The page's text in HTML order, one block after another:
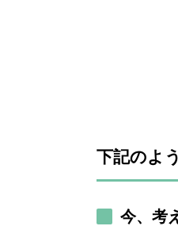
下記のよ
今、考